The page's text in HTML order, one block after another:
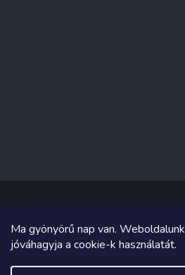
Ma gyönyörű nap van.
jóváhagyja a cookie-k használatát.
Copyright 2026 Sakküzlet.
Grafika és megvalósítás innen